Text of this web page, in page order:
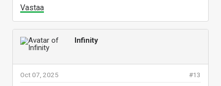
esitykseen tarkoitetulla videokoodekilla.
Vastaa
Infinity
#13
Oct 07, 2025